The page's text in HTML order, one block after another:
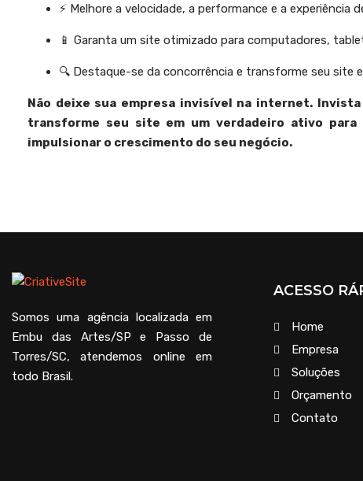
⚡ Melhore a velocidade, a performance e a experiência
📱 Garanta um site otimizado para computadores,
🔍 Destaque-se da concorrência e transforme seu site
Não deixe sua empresa invisível na internet.
transforme seu site em um verdadeiro ativo
impulsionar o crescimento do seu negócio.
Somos uma agência localizada em
Embu das Artes/SP e Passo de
Torres/SC, atendemos online em
todo Brasil.
ACESSO
Home
Empresa
Soluções
Orçamento
Contato